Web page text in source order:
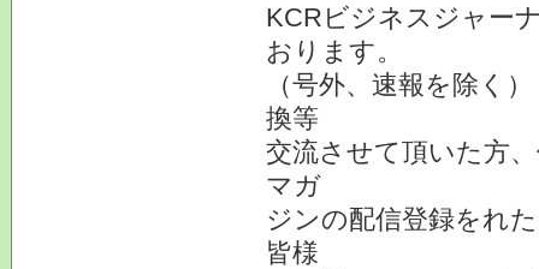
KCRビジネスジャー
おります。
（号外、速報を除く
換等
交流させて頂いた方
マガ
ジンの配信登録をれ
皆様